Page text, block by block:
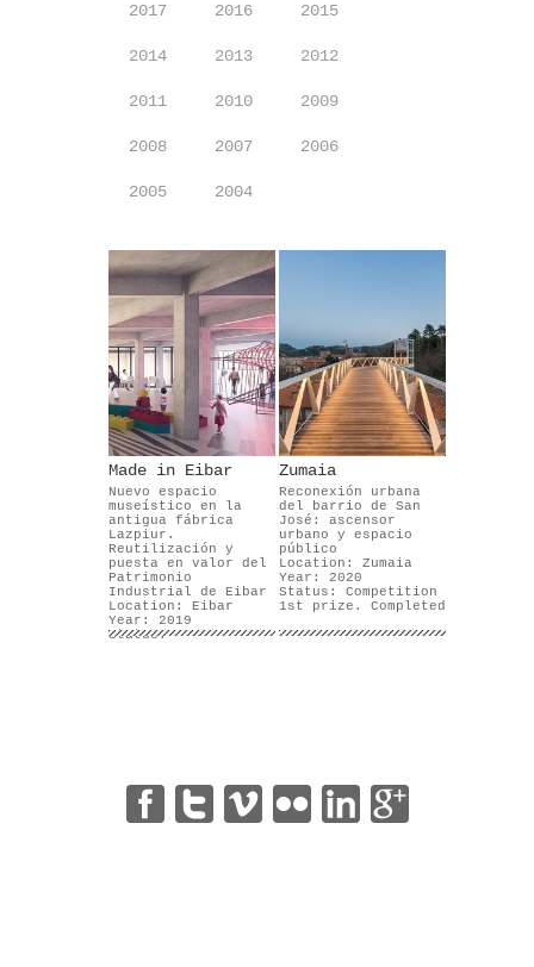
2017 2016 2015
2014 2013 2012
2011 2010 2009
2008 2007 2006
2005 2004
Made in Eibar
Nuevo espacio
museístico en la
antigua fábrica
Lazpiur.
Reutilización y
puesta en valor del
Patrimonio
Industrial de Eibar
Location: Eibar
Year: 2019
Status:
Zumaia
Reconexión urbana
del barrio de San
José: ascensor
urbano y espacio
público
Location: Zumaia
Year: 2020
Status: Competition
1st prize. Completed
| | | | |